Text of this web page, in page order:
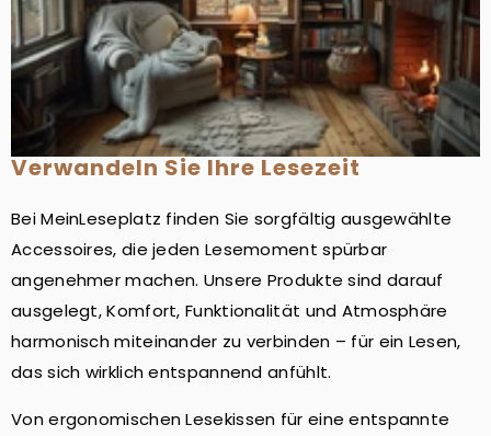
Verwandeln Sie Ihre Lesezeit
Bei MeinLeseplatz finden Sie sorgfältig ausgewählte
Accessoires, die jeden Lesemoment spürbar
angenehmer machen. Unsere Produkte sind darauf
ausgelegt, Komfort, Funktionalität und Atmosphäre
harmonisch miteinander zu verbinden – für ein Lesen,
das sich wirklich entspannend anfühlt.
Von ergonomischen Lesekissen für eine entspannte